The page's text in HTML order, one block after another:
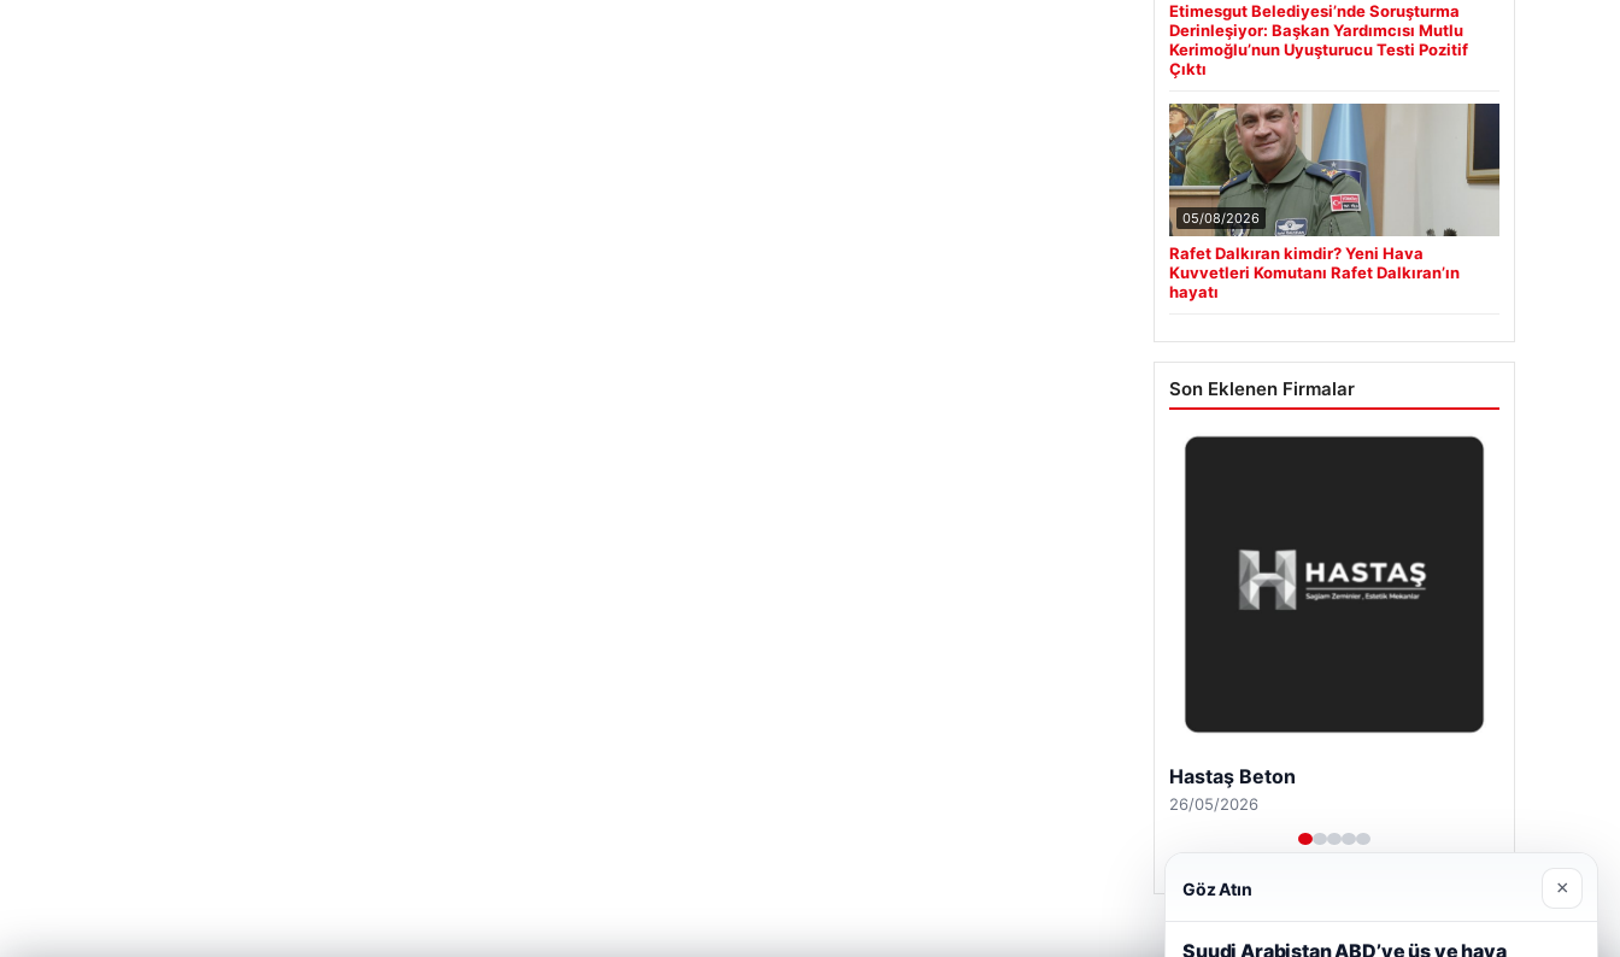
Etimesgut Belediyesi’nde Soruşturma
Derinleşiyor: Başkan Yardımcısı Mutlu
Kerimoğlu’nun Uyuşturucu Testi Pozitif
Çıktı
05/08/2026
Rafet Dalkıran kimdir? Yeni Hava
Kuvvetleri Komutanı Rafet Dalkıran’ın
hayatı
Son Eklenen Firmalar
Hastaş Beton
26/05/2026
Göz Atın ×
Suudi Arabistan ABD’ye üs ve hava